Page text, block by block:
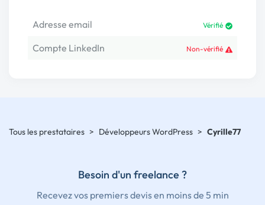
Adresse email Vérifié
Compte LinkedIn Non-vérifié
Tous les prestataires > Développeurs WordPress > Cyrille77
Besoin d'un freelance ?
Recevez vos premiers devis en moins de 5 min